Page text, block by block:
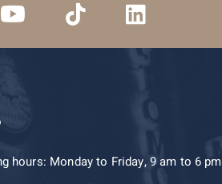
hours: Monday to Friday, 9 am to 6 pm